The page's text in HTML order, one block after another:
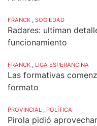
FRANCK , SOCIEDAD
Radares: ultiman
funcionamiento
FRANCK , LIGA ESPERANCINA
Las formativas
formato
PROVINCIAL , POLÍTICA
Pirola pidió